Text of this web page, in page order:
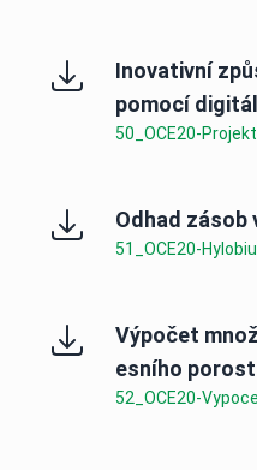
Inovativní
pomocí
50_OCE20-
Odhad
51_OCE20-
Výpočet
esního
52_OCE20-